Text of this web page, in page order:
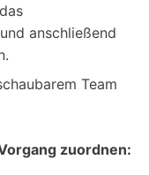
anschließend
Team
zuordnen: